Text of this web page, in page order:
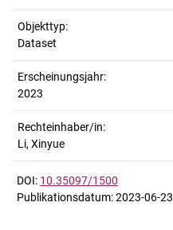
Objekttyp:
Dataset
Erscheinungsjahr:
2023
Rechteinhaber/in:
Li, Xinyue
DOI: 10.35097/1500
Publikationsdatum: 2023-06-23